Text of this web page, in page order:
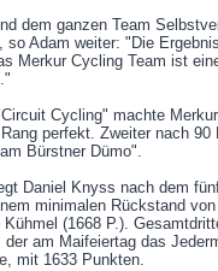
dem ganzen Team
so Adam weiter: "Die
Merkur Cycling Team ist
Cycling" machte
perfekt. Zweiter nach 90
Bürstner Dümo".
Daniel Knyss nach dem
minimalen Rückstand
Kühmel (1668 P.).
am Maifeiertag das
mit 1633 Punkten.